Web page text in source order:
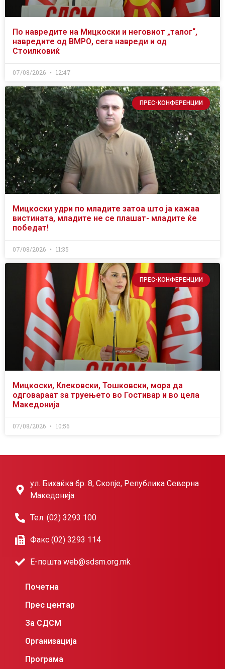
По навредите на Мицкоски и неговиот „талог“,
навредите од ВМРО, сега навреди и од
Стоилковиќ
07/08/2026 12:47
ПРЕС-КОНФЕРЕНЦИИ
Мицкоски удри по младите затоа што ја кажаа
вистината, младите не се плашат- младите ќе
победат!
07/08/2026 11:35
ПРЕС-КОНФЕРЕНЦИИ
Мицкоски, Клековски, Тошковски, мора да
одговараат за труењето во Гостивар и во цела
Македонија
07/08/2026 10:56
ул. Бихаќка бр. 8, Скопје, Република Северна
Македонија
Тел. (02) 3293 100
Факс (02) 3293 114
Е-пошта web@sdsm.org.mk
Почетна
Прес центар
За СДСМ
Организација
Програма